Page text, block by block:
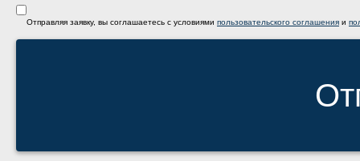
Отправляя заявку, вы соглашаетесь с условиями пользовательского соглашения и